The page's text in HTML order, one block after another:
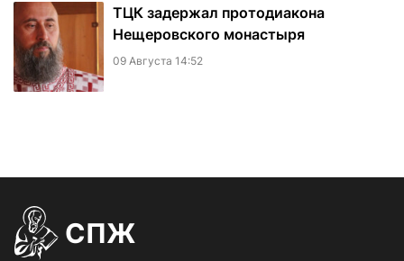
ТЦК задержал протодиакона
Нещеровского монастыря
09 Августа 14:52
СПЖ